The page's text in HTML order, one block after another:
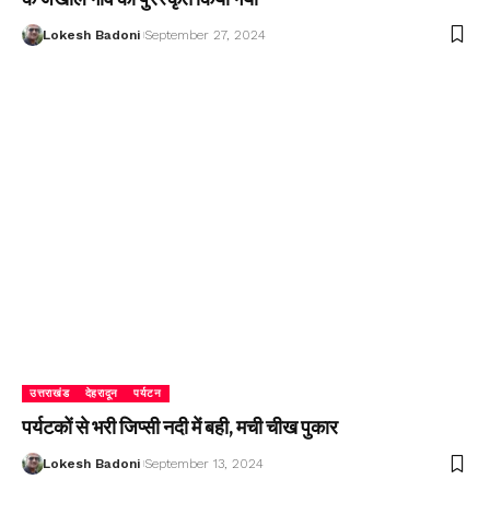
Lokesh Badoni September 27, 2024
उत्तराखंड देहरादून पर्यटन
पर्यटकों से भरी जिप्सी नदी में बही, मची चीख पुकार
Lokesh Badoni September 13, 2024